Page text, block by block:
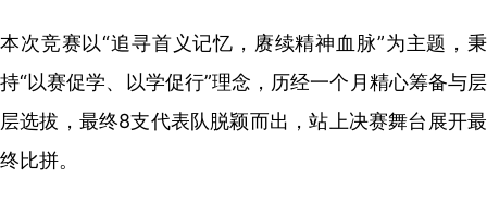
本次竞赛以“追寻首义记忆，赓续精神血脉”为主题，秉
持“以赛促学、以学促行”理念，历经一个月精心筹备与层
层选拔，最终8支代表队脱颖而出，站上决赛舞台展开最
终比拼。